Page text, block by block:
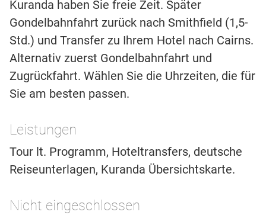
Kuranda haben Sie freie Zeit. Später
Gondelbahnfahrt zurück nach Smithfield (1,5-
Std.) und Transfer zu Ihrem Hotel nach Cairns.
Alternativ zuerst Gondelbahnfahrt und
Zugrückfahrt. Wählen Sie die Uhrzeiten, die für
Sie am besten passen.
Leistungen
Tour lt. Programm, Hoteltransfers, deutsche
Reiseunterlagen, Kuranda Übersichtskarte.
Nicht eingeschlossen